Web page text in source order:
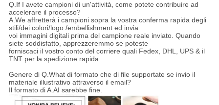
Q.If I avete campioni di un'attività, come potete contribuire ad
accelerare il processo?
A.We affretterà i campioni sopra la vostra conferma rapida degli
stili/dei colori/logo /embellishment ed invia
voi immagini digitali prima del campione reale inviato. Quando
siete soddisfatto, apprezzeremmo se poteste
forniscaci il vostro conto del corriere quali Fedex, DHL, UPS & il
TNT per la spedizione rapida.
Genere di Q.What di formato che di file supportate se invio il
materiale illustrativo attraverso il email?
Il formato di A.AI sarebbe fine.